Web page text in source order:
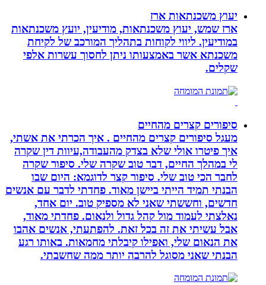
יעוץ משכנתאות ארז
ארז שמש, יעוץ משכנתאות, מודיעין, יועץ משכנתאות
במודיעין. ליווי לקוחות בתהליך המורכב של לקיחת
משכנתא אשר באמצעותו ניתן לחסוך עשרות אלפי
שקלים.
סיפורים קצרים מהחיים
מעגל סיפורים קצרים מהחיים . איך הכרתי את אשתי,
איך פיטרו אולי שלא בצדק מהעבודה,עיוות דין שקרה
לי במהלך החיים, דבר טוב שקרה שלי. סיפור שקרה
לחבר הכי טוב שלי. סיפור קצר לדוגמא: היום שבו
הבנתי תמיד הייתי ביישן מאוד. פחדתי לדבר עם אנשים
חדשים, וחששתי שאני לא מספיק טוב. יום אחד,
נאלצתי לעמוד מול קהל גדול ולנאום. פחדתי מאוד,
אבל עשיתי את זה בכל זאת. להפתעתי, אנשים אהבו
את הנאום שלי, ואפילו קיבלתי מחמאות. באותו רגע
הבנתי שאני מסוגל להרבה יותר ממה שחשבתי.